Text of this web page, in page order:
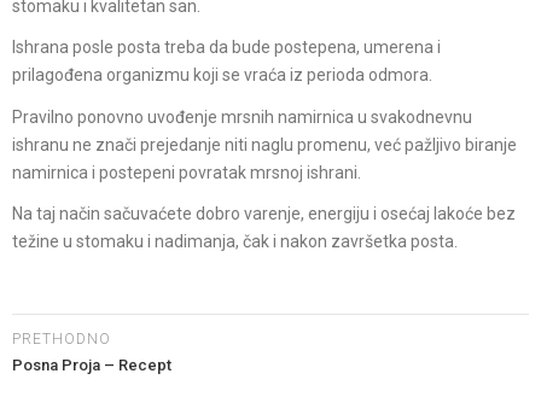
stomaku i kvalitetan san.
Ishrana posle posta treba da bude postepena, umerena i
prilagođena organizmu koji se vraća iz perioda odmora.
Pravilno ponovno uvođenje mrsnih namirnica u svakodnevnu
ishranu ne znači prejedanje niti naglu promenu, već pažljivo biranje
namirnica i postepeni povratak mrsnoj ishrani.
Na taj način sačuvaćete dobro varenje, energiju i osećaj lakoće bez
težine u stomaku i nadimanja, čak i nakon završetka posta.
PRETHODNO
Posna Proja – Recept